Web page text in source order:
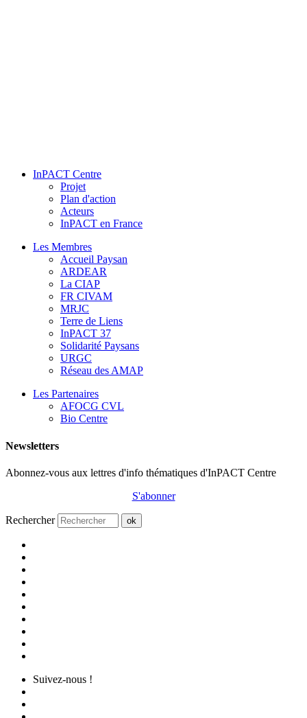
InPACT Centre
Projet
Plan d'action
Acteurs
InPACT en France
Les Membres
Accueil Paysan
ARDEAR
La CIAP
FR CIVAM
MRJC
Terre de Liens
InPACT 37
Solidarité Paysans
URGC
Réseau des AMAP
Les Partenaires
AFOCG CVL
Bio Centre
Newsletters
Abonnez-vous aux lettres d'info thématiques d'InPACT Centre
S'abonner
Rechercher ok
Suivez-nous !